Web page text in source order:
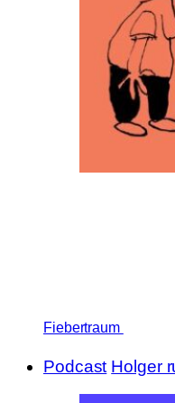
Fiebertraum
Podcast Holger